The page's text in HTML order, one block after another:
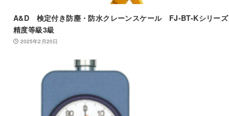
A&D 検定付き防塵・防水クレーンスケール FJ-BT-Kシリ
精度等級3級
2025年2月20日